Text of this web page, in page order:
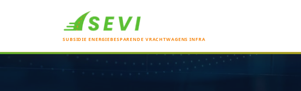
SUBSIDIE ENERGIEBESPARENDE VRACHTWAGENS INFRA